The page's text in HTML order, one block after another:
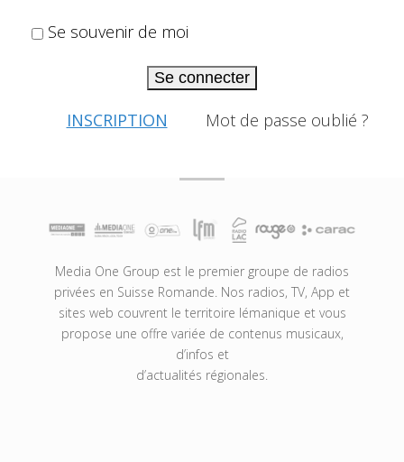
Se souvenir de moi
Se connecter
INSCRIPTION Mot de passe oublié ?
Media One Group est le premier groupe de radios
privées en Suisse Romande. Nos radios, TV, App et
sites web couvrent le territoire lémanique et vous
propose une offre variée de contenus musicaux,
d’infos et
d’actualités régionales.